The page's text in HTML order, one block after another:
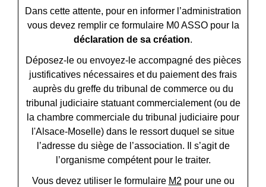
Dans cette attente, pour en informer l’administration
vous devez remplir ce formulaire M0 ASSO pour la
déclaration de sa création.
Déposez-le ou envoyez-le accompagné des pièces
justificatives nécessaires et du paiement des frais
auprès du greffe du tribunal de commerce ou du
tribunal judiciaire statuant commercialement (ou de
la chambre commerciale du tribunal judiciaire pour
l'Alsace-Moselle) dans le ressort duquel se situe
l’adresse du siège de l’association. Il s’agit de
l’organisme compétent pour le traiter.
Vous devez utiliser le formulaire M2 pour une ou